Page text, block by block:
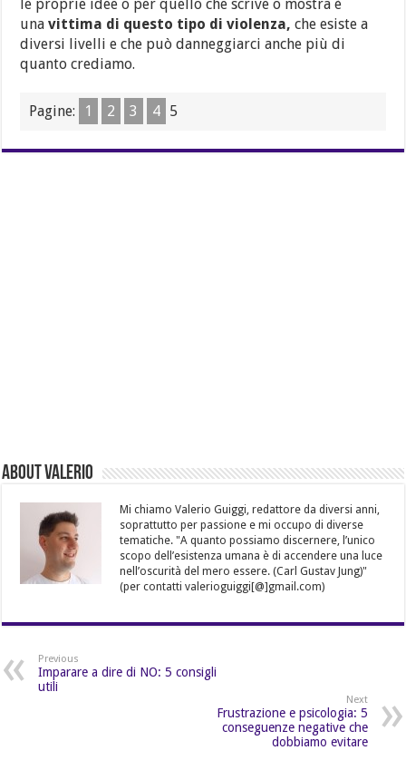
le proprie idee o per quello che scrive o mostra è
unavittima di questo tipo di violenza,che esiste a
diversi livelli e che può danneggiarci anche più di
quanto crediamo.
Pagine: 1 2 3 4 5
About Valerio
Mi chiamo Valerio Guiggi, redattore da diversi anni,
soprattutto per passione e mi occupo di diverse
tematiche. "A quanto possiamo discernere, l’unico
scopo dell’esistenza umana è di accendere una luce
nell’oscurità del mero essere. (Carl Gustav Jung)"
(per contatti valerioguiggi[@]gmail.com)
Previous
Imparare a dire di NO: 5 consigli
utili
Next
Frustrazione e psicologia: 5
conseguenze negative che
dobbiamo evitare